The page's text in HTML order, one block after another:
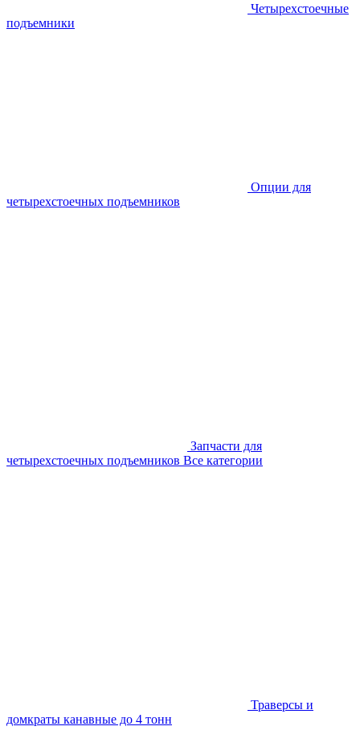
Четырехстоечные
подъемники
Опции для
четырехстоечных подъемников
Запчасти для
четырехстоечных подъемников Все категории
Траверсы и
домкраты канавные до 4 тонн